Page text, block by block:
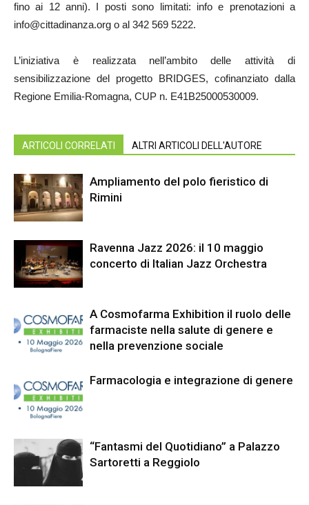
fino ai 12 anni). I posti sono limitati: info e prenotazioni a
info@cittadinanza.org o al 342 569 5222.
L’iniziativa è realizzata nell’ambito delle attività di
sensibilizzazione del progetto BRIDGES, cofinanziato dalla
Regione Emilia-Romagna, CUP n. E41B25000530009.
ARTICOLI CORRELATI ALTRI ARTICOLI DELL'AUTORE
Ampliamento del polo fieristico di
Rimini
Ravenna Jazz 2026: il 10 maggio
concerto di Italian Jazz Orchestra
A Cosmofarma Exhibition il ruolo delle
farmaciste nella salute di genere e
nella prevenzione sociale
Farmacologia e integrazione di genere
“Fantasmi del Quotidiano” a Palazzo
Sartoretti a Reggiolo